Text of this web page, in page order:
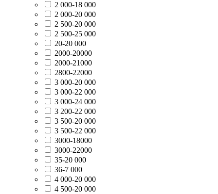
2 000-18 000
2 000-20 000
2 500-20 000
2 500-25 000
20-20 000
2000-20000
2000-21000
2800-22000
3 000-20 000
3 000-22 000
3 000-24 000
3 200-22 000
3 500-20 000
3 500-22 000
3000-18000
3000-22000
35-20 000
36-7 000
4 000-20 000
4 500-20 000